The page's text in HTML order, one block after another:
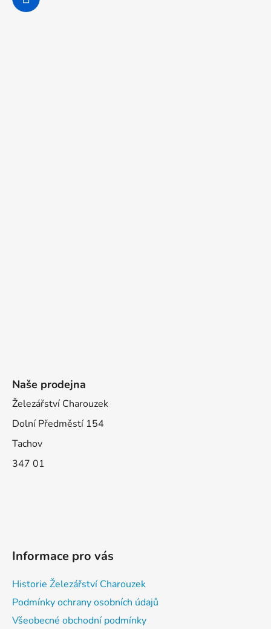
Naše prodejna
Železářství Charouzek
Dolní Předměstí 154
Tachov
347 01
Informace pro vás
Historie Železářství Charouzek
Podmínky ochrany osobních údajů
Všeobecné obchodní podmínky